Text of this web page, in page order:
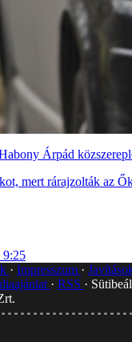
Árpád
mert rárajzolták az
9:25
Impresszum
RSS